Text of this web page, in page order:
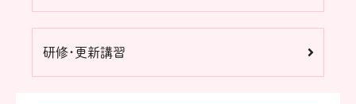
研修・更新講習